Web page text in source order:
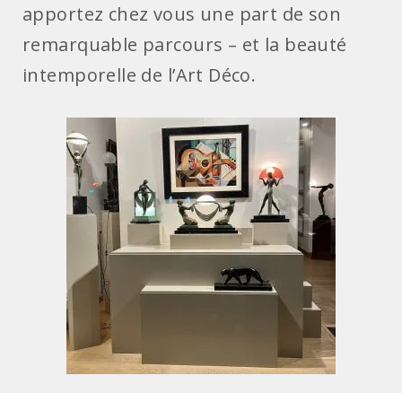
apportez chez vous une part de son
remarquable parcours – et la beauté
intemporelle de l’Art Déco.